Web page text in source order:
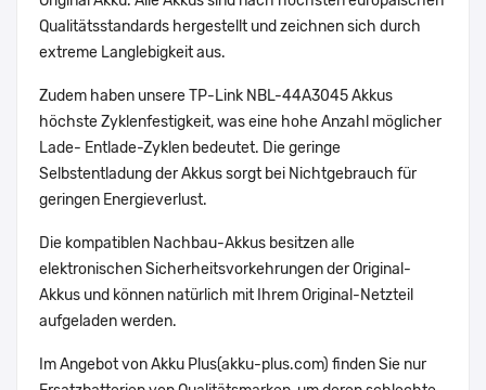
Qualitätsstandards hergestellt und zeichnen sich durch
extreme Langlebigkeit aus.
Zudem haben unsere TP-Link NBL-44A3045 Akkus
höchste Zyklenfestigkeit, was eine hohe Anzahl möglicher
Lade- Entlade-Zyklen bedeutet. Die geringe
Selbstentladung der Akkus sorgt bei Nichtgebrauch für
geringen Energieverlust.
Die kompatiblen Nachbau-Akkus besitzen alle
elektronischen Sicherheitsvorkehrungen der Original-
Akkus und können natürlich mit Ihrem Original-Netzteil
aufgeladen werden.
Im Angebot von Akku Plus(akku-plus.com) finden Sie nur